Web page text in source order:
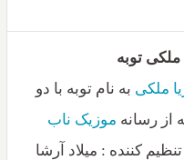
ملکی توبه
ملکی به نام توبه با دو
موزیک ناب
کننده : میلاد آرشا